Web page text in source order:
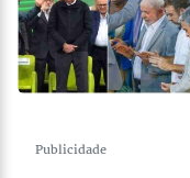
Publicidade